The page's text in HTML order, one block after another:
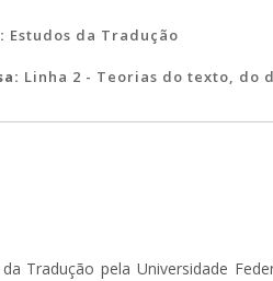
Estudos da Tradução
Linha 2 - Teorias do texto, do
Tradução pela Universidade